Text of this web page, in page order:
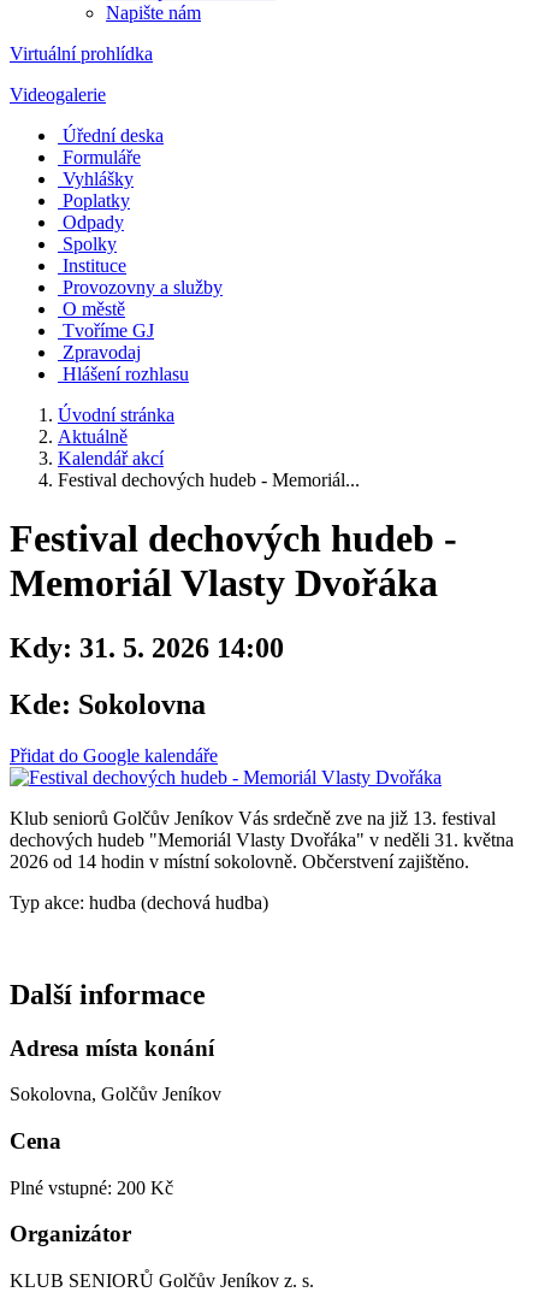
Napište nám
Virtuální prohlídka
Videogalerie
Úřední deska
Formuláře
Vyhlášky
Poplatky
Odpady
Spolky
Instituce
Provozovny a služby
O městě
Tvoříme GJ
Zpravodaj
Hlášení rozhlasu
Úvodní stránka
Aktuálně
Kalendář akcí
Festival dechových hudeb - Memoriál...
Festival dechových hudeb -
Memoriál Vlasty Dvořáka
Kdy: 31. 5. 2026 14:00
Kde: Sokolovna
Přidat do Google kalendáře
Klub seniorů Golčův Jeníkov Vás srdečně zve na již 13. festival
dechových hudeb "Memoriál Vlasty Dvořáka" v neděli 31. května
2026 od 14 hodin v místní sokolovně. Občerstvení zajištěno.
Typ akce: hudba (dechová hudba)
Další informace
Adresa místa konání
Sokolovna, Golčův Jeníkov
Cena
Plné vstupné: 200 Kč
Organizátor
KLUB SENIORŮ Golčův Jeníkov z. s.